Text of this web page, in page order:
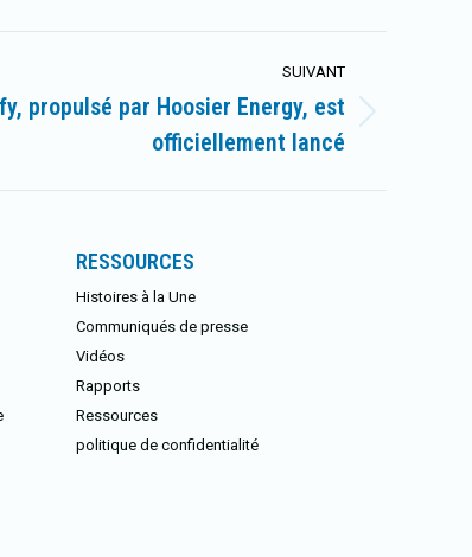
SUIVANT
propulsé par Hoosier Energy, est
officiellement lancé
RESSOURCES
Histoires à la Une
Communiqués de presse
Vidéos
Rapports
Ressources
politique de confidentialité